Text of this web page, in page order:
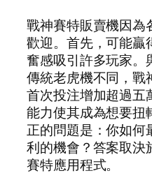
戰神賽特販賣機因為
歡迎。首先，可能贏
奮感吸引許多玩家。
傳統老虎機不同，戰
首次投注增加超過五
能力使其成為想要扭
正的問題是：你如何
利的機會？答案取決
賽特應用程式。